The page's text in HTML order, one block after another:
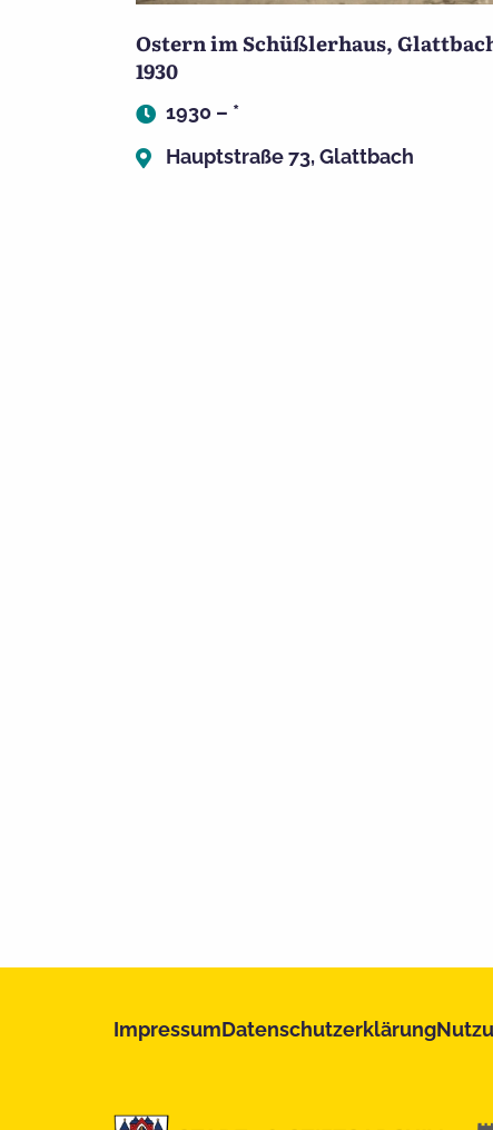
Ostern im Schüßlerhaus,
1930
1930 – *
Hauptstraße 73, Glattbach
ImpressumDatenschutzerklärung